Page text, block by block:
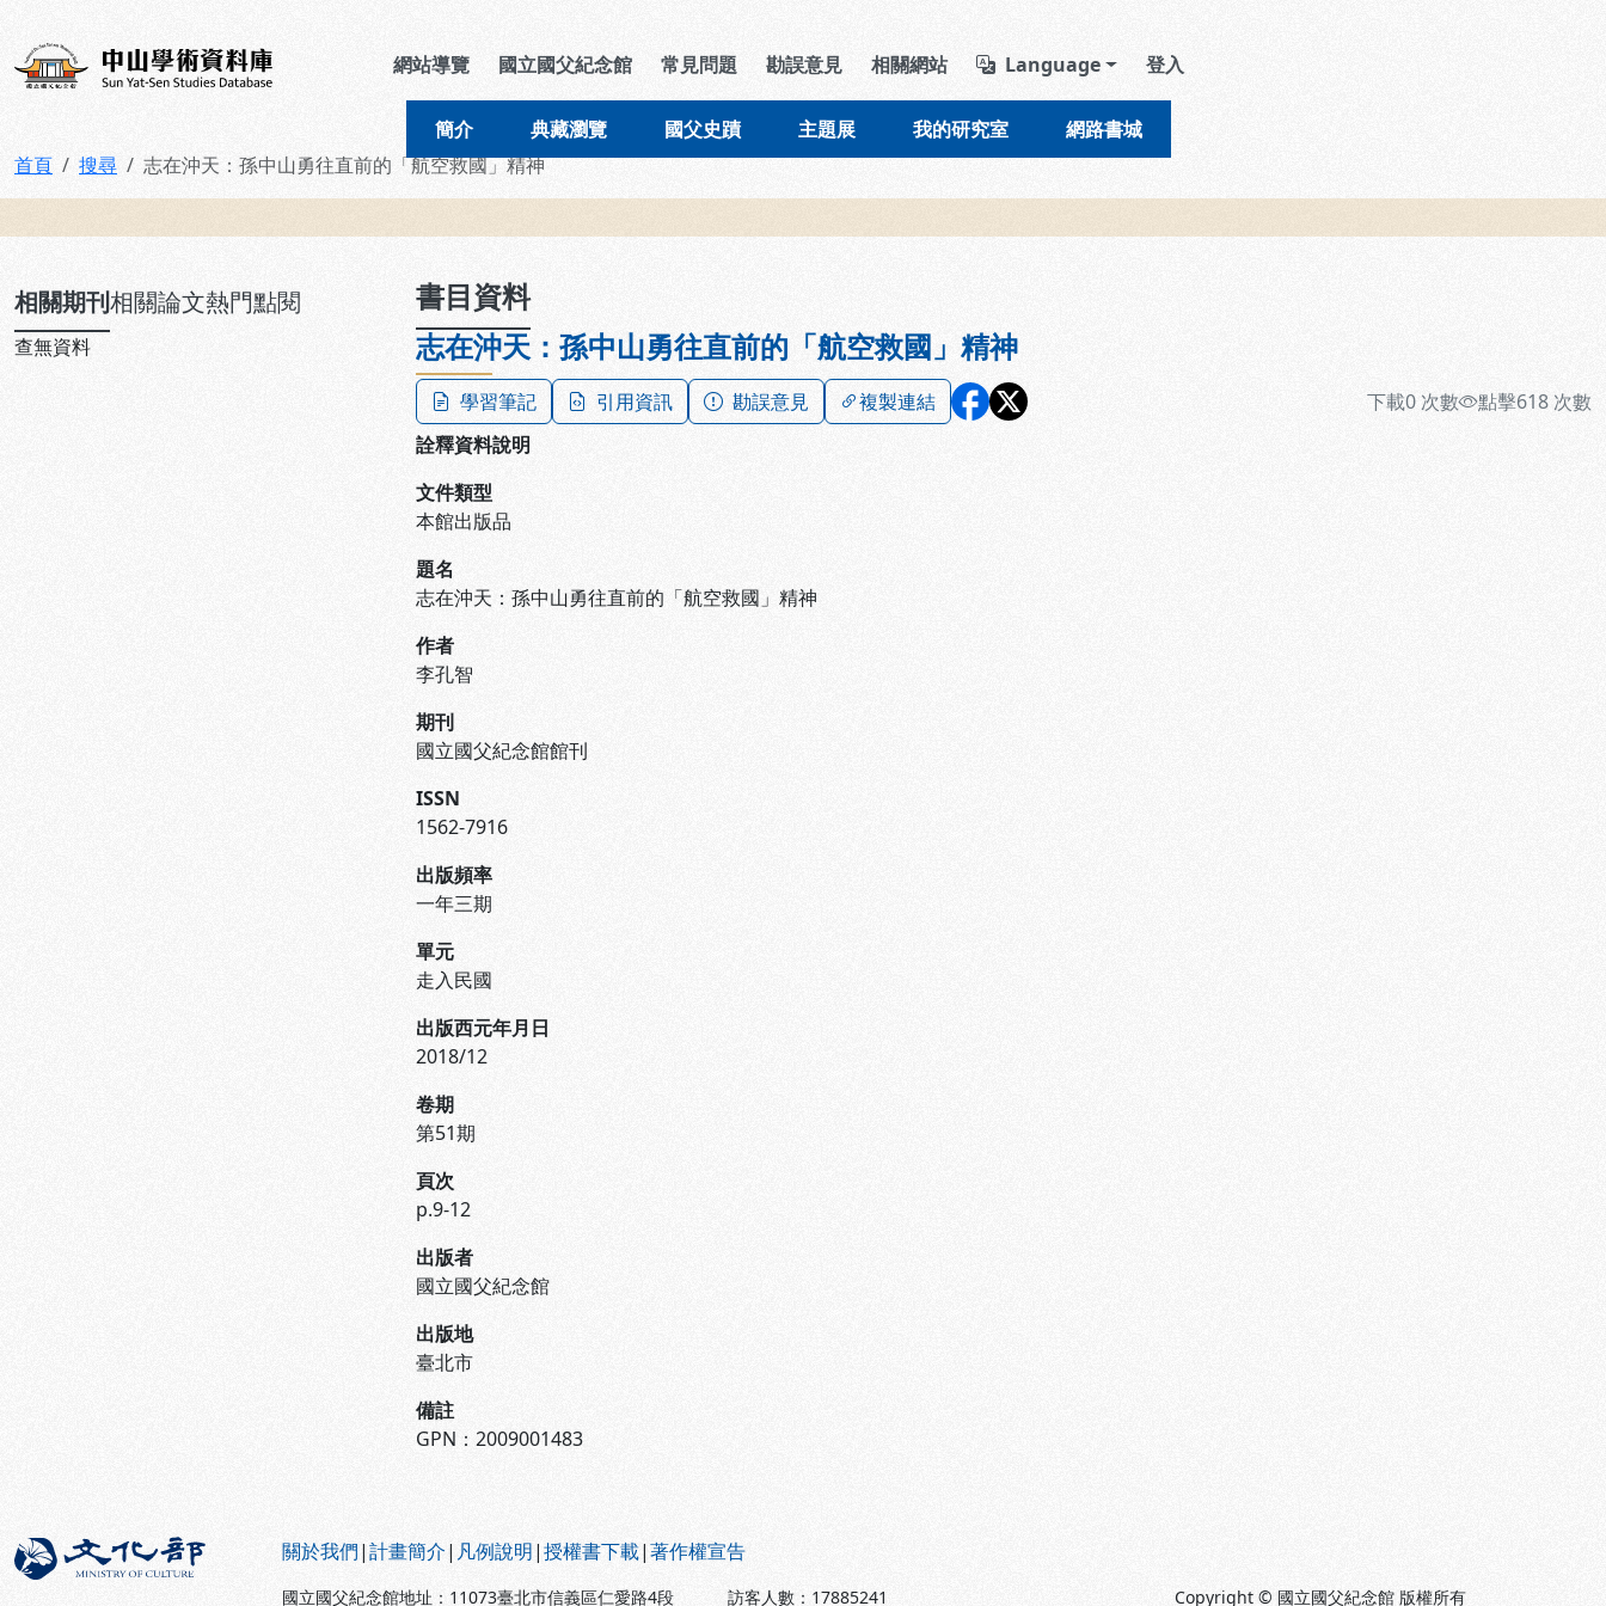
中山學術資料庫 導覽列區塊
網站導覽 國立國父紀念館 常見問題 勘誤意見 相關網站 Language 登入
簡介 典藏瀏覽 國父史蹟 主題展 我的研究室 網路書城
首頁 搜尋 志在沖天：孫中山勇往直前的「航空救國」精神
相關期刊相關論文熱門點閱
查無資料
書目資料
志在沖天：孫中山勇往直前的「航空救國」精神
學習筆記 引用資訊 勘誤意見 複製連結 下載0 次數 點擊618 次數
詮釋資料說明
文件類型
本館出版品
題名
志在沖天：孫中山勇往直前的「航空救國」精神
作者
李孔智
期刊
國立國父紀念館館刊
ISSN
1562-7916
出版頻率
一年三期
單元
走入民國
出版西元年月日
2018/12
卷期
第51期
頁次
p.9-12
出版者
國立國父紀念館
出版地
臺北市
備註
GPN：2009001483
關於我們|計畫簡介| 凡例說明|授權書下載|著作權宣告
國立國父紀念館地址：11073臺北市信義區仁愛路4段 訪客人數： 17885241 Copyright © 國立國父紀念館 版權所有